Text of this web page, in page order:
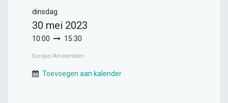
dinsdag
30 mei 2023
10:00 15:30
Europe/Amsterdam
Toevoegen aan kalender